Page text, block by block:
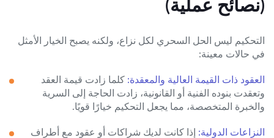
التحكيم ليس الحل السحري لكل نزاع، ولكنه يصبح الخيار الأمثل
في حالات معينة:
العقود ذات القيمة العالية والمعقدة: كلما زادت قيمة العقد
وتعقدت بنوده الفنية أو القانونية، زادت الحاجة إلى السرية
والخبرة المتخصصة، مما يجعل التحكيم خيارًا قويًا.
النزاعات الدولية: إذا كانت لديك شراكات أو عقود مع أطراف